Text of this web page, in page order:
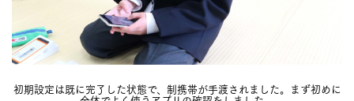
初期設定は既に完了した状態で、制携帯が手渡されました。まず初めに